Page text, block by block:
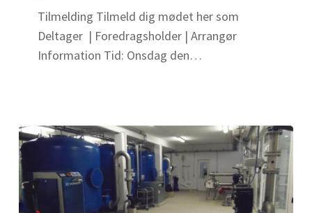
har
vi
lært?
Tilmelding Tilmeld dig mødet her som
Deltager | Foredragsholder | Arrangør
Information Tid: Onsdag den…